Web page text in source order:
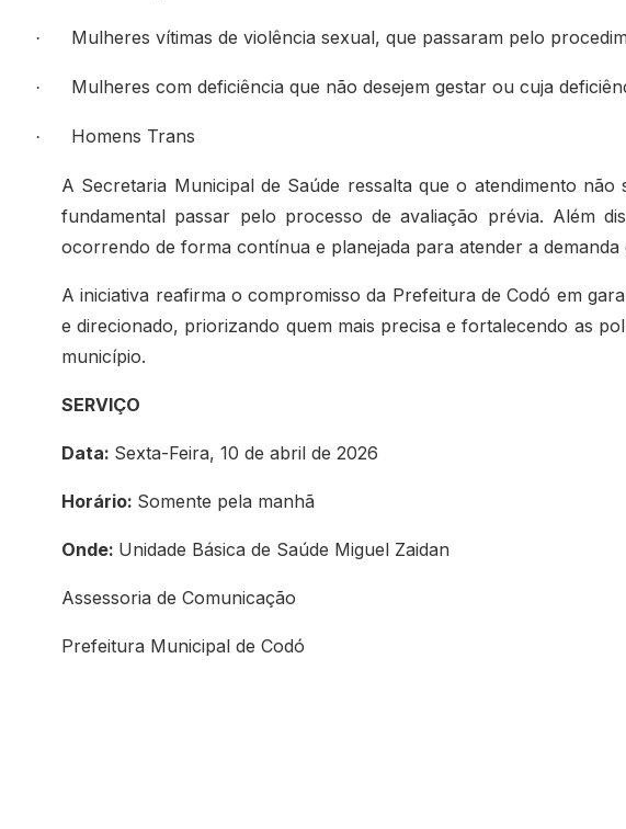
· Mulheres vítimas de violência sexual, que passaram pelo
· Mulheres com deficiência que não desejem gestar ou cuja
· Homens Trans
A Secretaria Municipal de Saúde ressalta que o atendimento
fundamental passar pelo processo de avaliação prévia. Além
ocorrendo de forma contínua e planejada para atender a demanda
A iniciativa reafirma o compromisso da Prefeitura de Codó em
e direcionado, priorizando quem mais precisa e fortalecendo as
município.
SERVIÇO
Data: Sexta-Feira, 10 de abril de 2026
Horário: Somente pela manhã
Onde: Unidade Básica de Saúde Miguel Zaidan
Assessoria de Comunicação
Prefeitura Municipal de Codó